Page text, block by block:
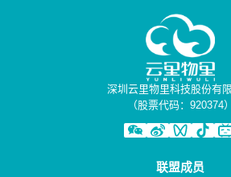
深圳云里物里科技股份有
（股票代码：920374）
联盟成员